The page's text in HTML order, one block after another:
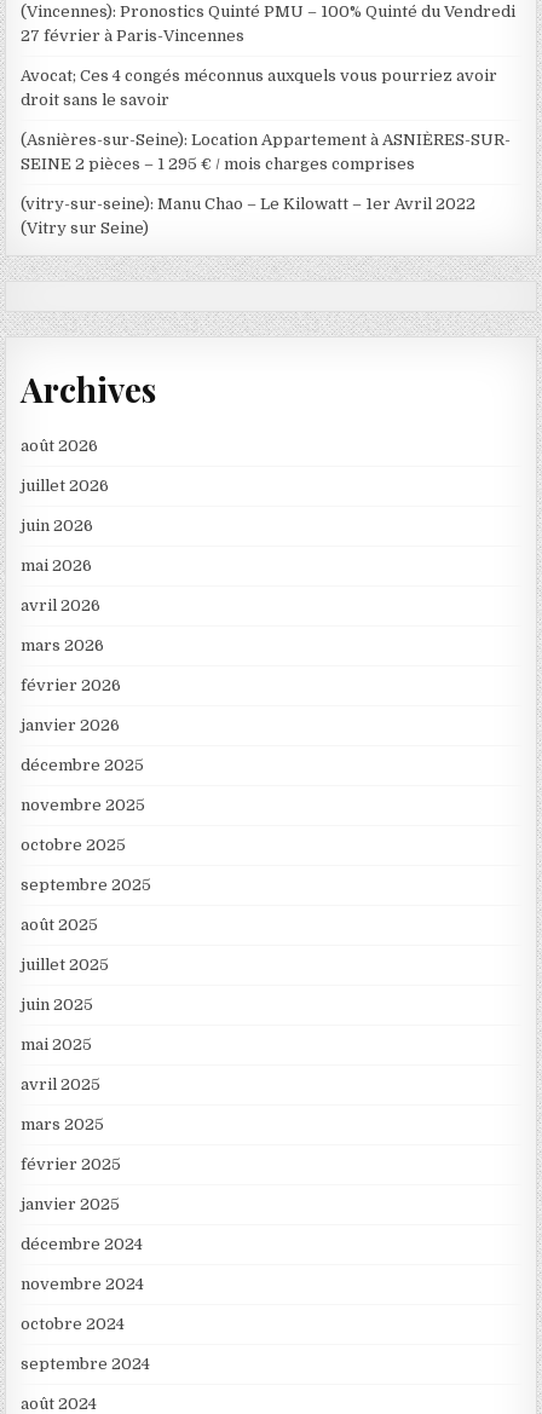
(Vincennes): Pronostics Quinté PMU – 100% Quinté du Vendredi
27 février à Paris-Vincennes
Avocat; Ces 4 congés méconnus auxquels vous pourriez avoir
droit sans le savoir
(Asnières-sur-Seine): Location Appartement à ASNIÈRES-SUR-
SEINE 2 pièces – 1 295 € / mois charges comprises
(vitry-sur-seine): Manu Chao – Le Kilowatt – 1er Avril 2022
(Vitry sur Seine)
Archives
août 2026
juillet 2026
juin 2026
mai 2026
avril 2026
mars 2026
février 2026
janvier 2026
décembre 2025
novembre 2025
octobre 2025
septembre 2025
août 2025
juillet 2025
juin 2025
mai 2025
avril 2025
mars 2025
février 2025
janvier 2025
décembre 2024
novembre 2024
octobre 2024
septembre 2024
août 2024